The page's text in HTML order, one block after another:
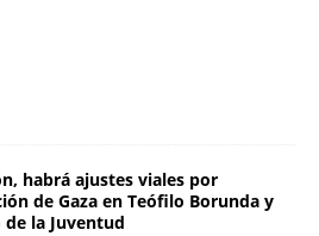
habrá ajustes viales por
de Gaza en Teófilo Borunda y
la Juventud